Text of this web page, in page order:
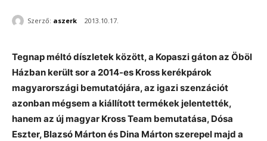
Szerző: aszerk 2013.10.17.
Tegnap méltó díszletek között, a Kopaszi gáton az Öböl
Házban került sor a 2014-es Kross kerékpárok
magyarországi bemutatójára, az igazi szenzációt
azonban mégsem a kiállított termékek jelentették,
hanem az új magyar Kross Team bemutatása, Dósa
Eszter, Blazsó Márton és Dina Márton szerepel majd a